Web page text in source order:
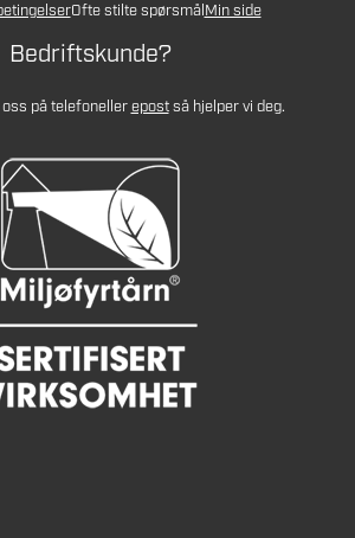
Ofte stilte spørsmålMin side
Bedriftskunde?
på telefonellerepostså hjelper vi deg.